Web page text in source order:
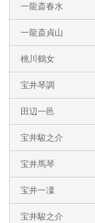
一龍斎春水
一龍斎貞山
桃川鶴女
宝井琴調
田辺一邑
宝井駿之介
宝井馬琴
宝井一凜
宝井駿之介